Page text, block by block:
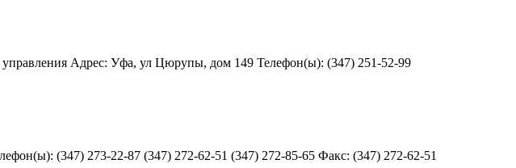
управления Адрес: Уфа, ул Цюрупы, дом 149 Телефон(ы): (347) 251-52-99
(347) 273-22-87 (347) 272-62-51 (347) 272-85-65 Факс: (347) 272-62-51